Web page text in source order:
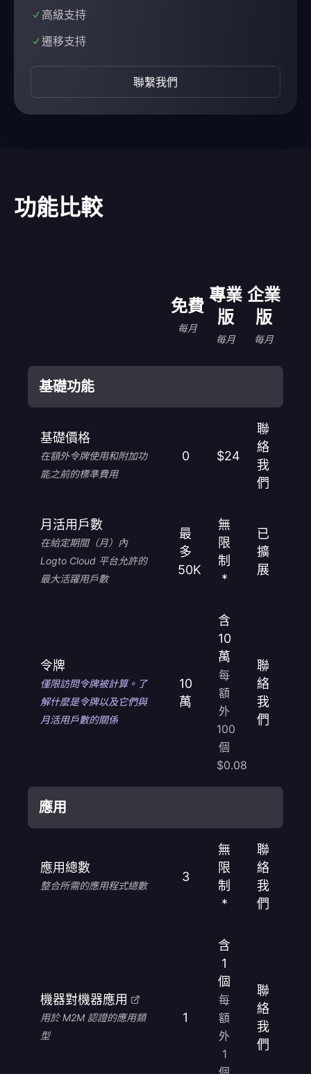
高級支持
遷移支持
聯繫我們
功能比較
免費
每月
專業
版
每月
企業
版
每月
基礎功能
基礎價格
在額外令牌使用和附加功
能之前的標準費用
0 $24
聯
絡
我
們
月活用戶數
在給定期間（月）內
Logto Cloud 平台允許的
最大活躍用戶數
最
多
50K
無
限
制
*
已
擴
展
令牌
僅限訪問令牌被計算。了
解什麼是令牌以及它們與
月活用戶數的關係
10
萬
含
10
萬
每
額
外
100
個
$0.08
聯
絡
我
們
應用
應用總數
整合所需的應用程式總數
3
無
限
制
*
聯
絡
我
們
機器對機器應用
用於 M2M 認證的應用類
型
1
含
1
個
每
額
外
1
聯
絡
我
們